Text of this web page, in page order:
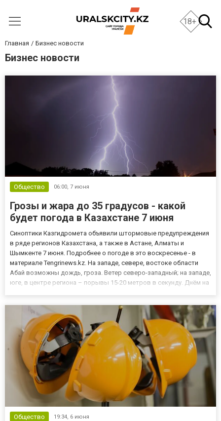
18+
Главная Бизнес новости
Бизнес новости
Общество 06:00, 7 июня
Грозы и жара до 35 градусов - какой
будет погода в Казахстане 7 июня
Синоптики Казгидромета объявили штормовые предупреждения
в ряде регионов Казахстана, а также в Астане, Алматы и
Шымкенте 7 июня. Подробнее о погоде в это воскресенье - в
материале Tengrinews.kz. На западе, севере, востоке области
Абай возможны дождь, гроза. Ветер северо-западный; на западе,
юге, в центре региона – порывы 15-20 метров в секунду. Днём на
Общество 19:34, 6 июня